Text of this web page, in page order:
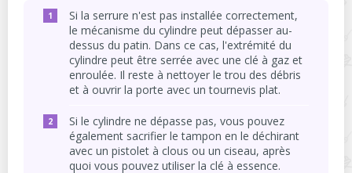
Si la serrure n'est pas installée correctement,
le mécanisme du cylindre peut dépasser au-
dessus du patin. Dans ce cas, l'extrémité du
cylindre peut être serrée avec une clé à gaz et
enroulée. Il reste à nettoyer le trou des débris
et à ouvrir la porte avec un tournevis plat.
Si le cylindre ne dépasse pas, vous pouvez
également sacrifier le tampon en le déchirant
avec un pistolet à clous ou un ciseau, après
quoi vous pouvez utiliser la clé à essence.